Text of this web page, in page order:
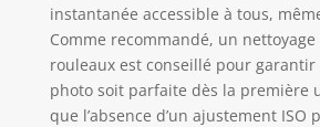
instantanée accessible à tous,
Comme recommandé, un
rouleaux est conseillé pour garantir
photo soit parfaite dès la première
que l’absence d’un ajustement ISO